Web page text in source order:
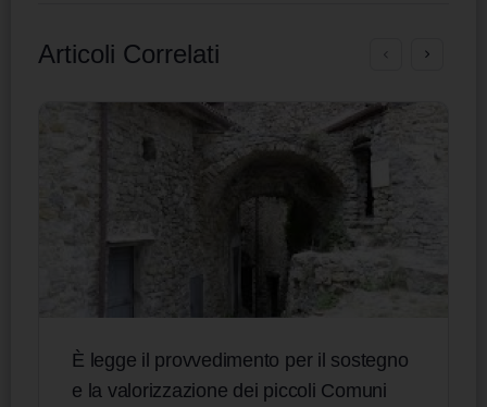
Articoli Correlati
È legge il provvedimento per il sostegno
e la valorizzazione dei piccoli Comuni